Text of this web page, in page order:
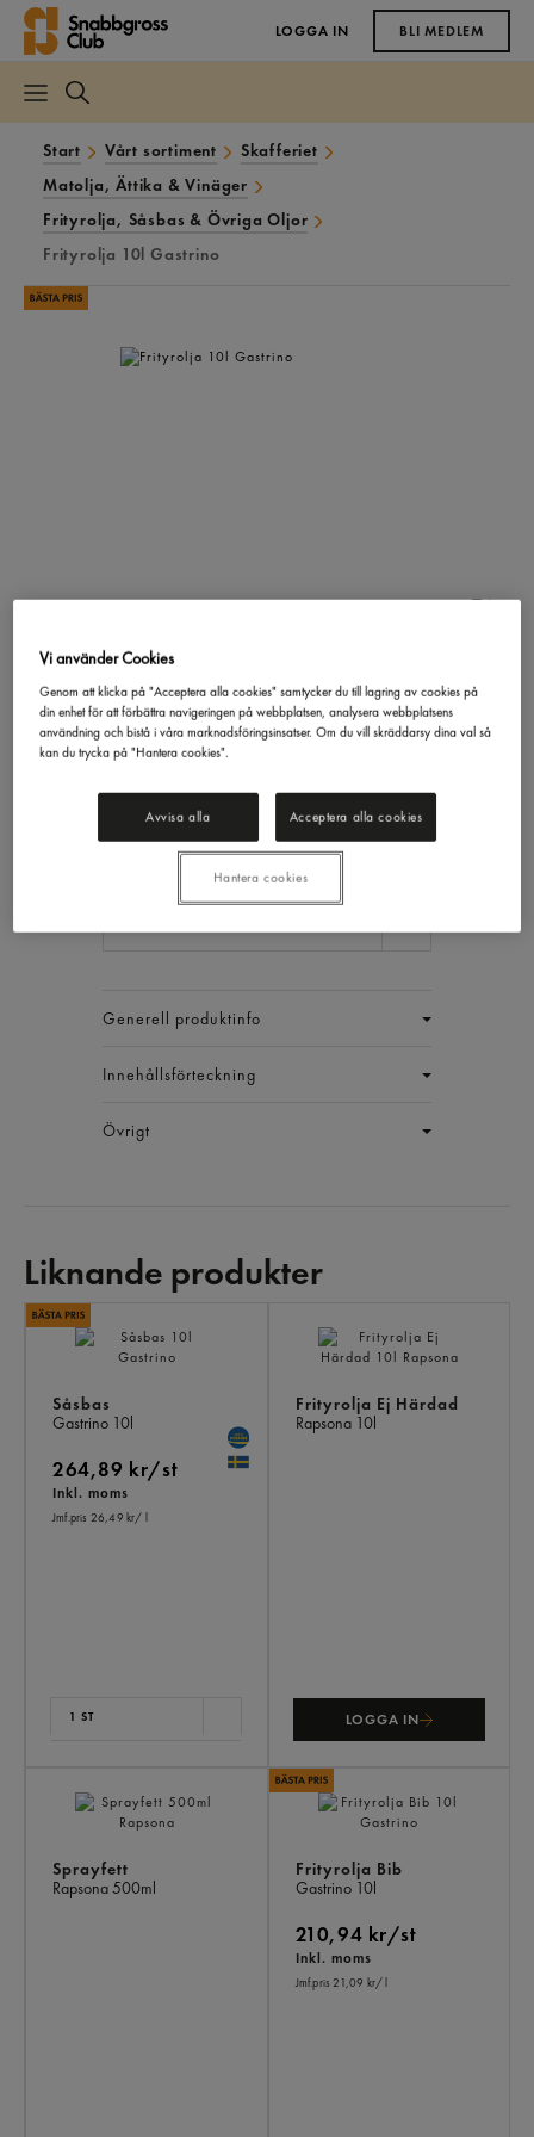
LOGGA IN BLI MEDLEM
Start Vårt sortiment
Skafferiet
Matolja, Ättika & Vinäger
Frityrolja, Såsbas & Övriga Oljor
Frityrolja 10l Gastrino
Frityrolja
Gastrino10l
211,89 kr/st
Inkl. moms
Jmf.pris : 21,19 kr /l
EAN: 7311043008629
Generell produktinfo
Innehållsförteckning
Övrigt
Liknande produkter
Såsbas
Gastrino 10l
264,89 kr/st
Inkl. moms
Jmf.pris 26,49 kr/ l
1 ST
Frityrolja Ej Härdad
Rapsona 10l
LOGGA IN
Sprayfett
Rapsona500ml
Frityrolja Bib
Gastrino 10l
210,94 kr/st
Inkl. moms
Jmf.pris 21,09 kr/ l
Vi använder Cookies
Genom att klicka på "Acceptera alla cookies" samtycker du till lagring av cookies på
din enhet för att förbättra navigeringen på webbplatsen, analysera webbplatsens
användning och bistå i våra marknadsföringsinsatser. Om du vill skräddarsy dina val så
kan du trycka på "Hantera cookies".
Avvisa alla Acceptera alla cookies
Hantera cookies